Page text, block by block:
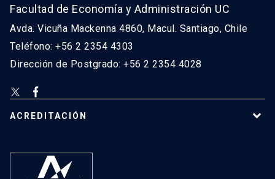
Facultad de Economía y Administración UC
Avda. Vicuña Mackenna 4860, Macul. Santiago, Chile
Teléfono: +56 2 2354 4303
Dirección de Postgrado: +56 2 2354 4028
ACREDITACIÓN